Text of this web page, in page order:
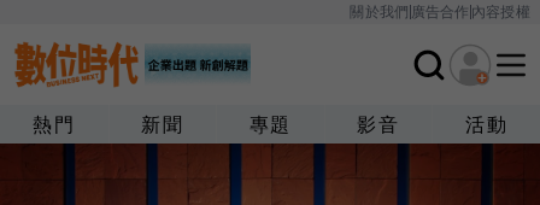
關於我們廣告合作內容授權
熱門 新聞 專題 影音 活動